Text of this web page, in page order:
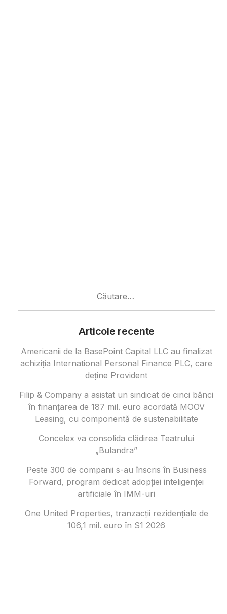
Articole recente
Americanii de la BasePoint Capital LLC au finalizat
achiziția International Personal Finance PLC, care
deține Provident
Filip & Company a asistat un sindicat de cinci bănci
în finanțarea de 187 mil. euro acordată MOOV
Leasing, cu componentă de sustenabilitate
Concelex va consolida clădirea Teatrului
„Bulandra”
Peste 300 de companii s-au înscris în Business
Forward, program dedicat adopției inteligenței
artificiale în IMM-uri
One United Properties, tranzacţii rezidenţiale de
106,1 mil. euro în S1 2026